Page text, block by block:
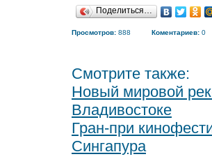
Поделиться…
Просмотров: 888 Коментариев: 0
Смотрите также:
Новый мировой
Владивостоке
Гран-при
Сингапура